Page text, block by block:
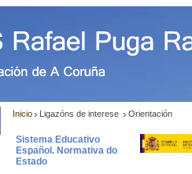
Inicio Ligazóns de interese Orientación
Sistema Educativo
Español. Normativa do
Estado